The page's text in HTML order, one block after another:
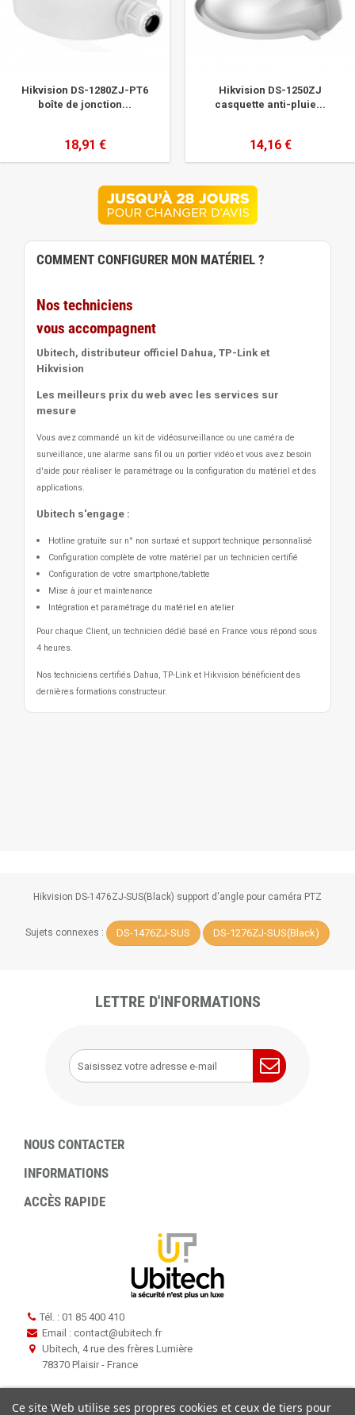
Hikvision DS-1280ZJ-PT6
boîte de jonction...
18,91 €
Hikvision DS-1250ZJ
casquette anti-pluie...
14,16 €
COMMENT CONFIGURER MON MATÉRIEL ?
Nos techniciens
vous accompagnent
Ubitech, distributeur officiel Dahua, TP-Link et
Hikvision
Les meilleurs prix du web avec les services sur
mesure
Vous avez commandé un kit de vidéosurveillance ou une caméra de
surveillance, une alarme sans fil ou un portier vidéo et vous avez besoin
d'aide pour réaliser le paramétrage ou la configuration du matériel et des
applications.
Ubitech s'engage :
Hotline gratuite sur n° non surtaxé et support technique personnalisé
Configuration complète de votre matériel par un technicien certifié
Configuration de votre smartphone/tablette
Mise à jour et maintenance
Intégration et paramétrage du matériel en atelier
Pour chaque Client, un technicien dédié basé en France vous répond sous
4 heures.
Nos techniciens certifiés Dahua, TP-Link et Hikvision bénéficient des
dernières formations constructeur.
Hikvision DS-1476ZJ-SUS(Black) support d'angle pour caméra PTZ
Sujets connexes : DS-1476ZJ-SUS DS-1276ZJ-SUS(Black)
LETTRE D'INFORMATIONS
NOUS CONTACTER
INFORMATIONS
ACCÈS RAPIDE
Tél. : 01 85 400 410
Email : contact@ubitech.fr
Ubitech, 4 rue des frères Lumière
78370 Plaisir - France
Ce site Web utilise ses propres cookies et ceux de tiers pour